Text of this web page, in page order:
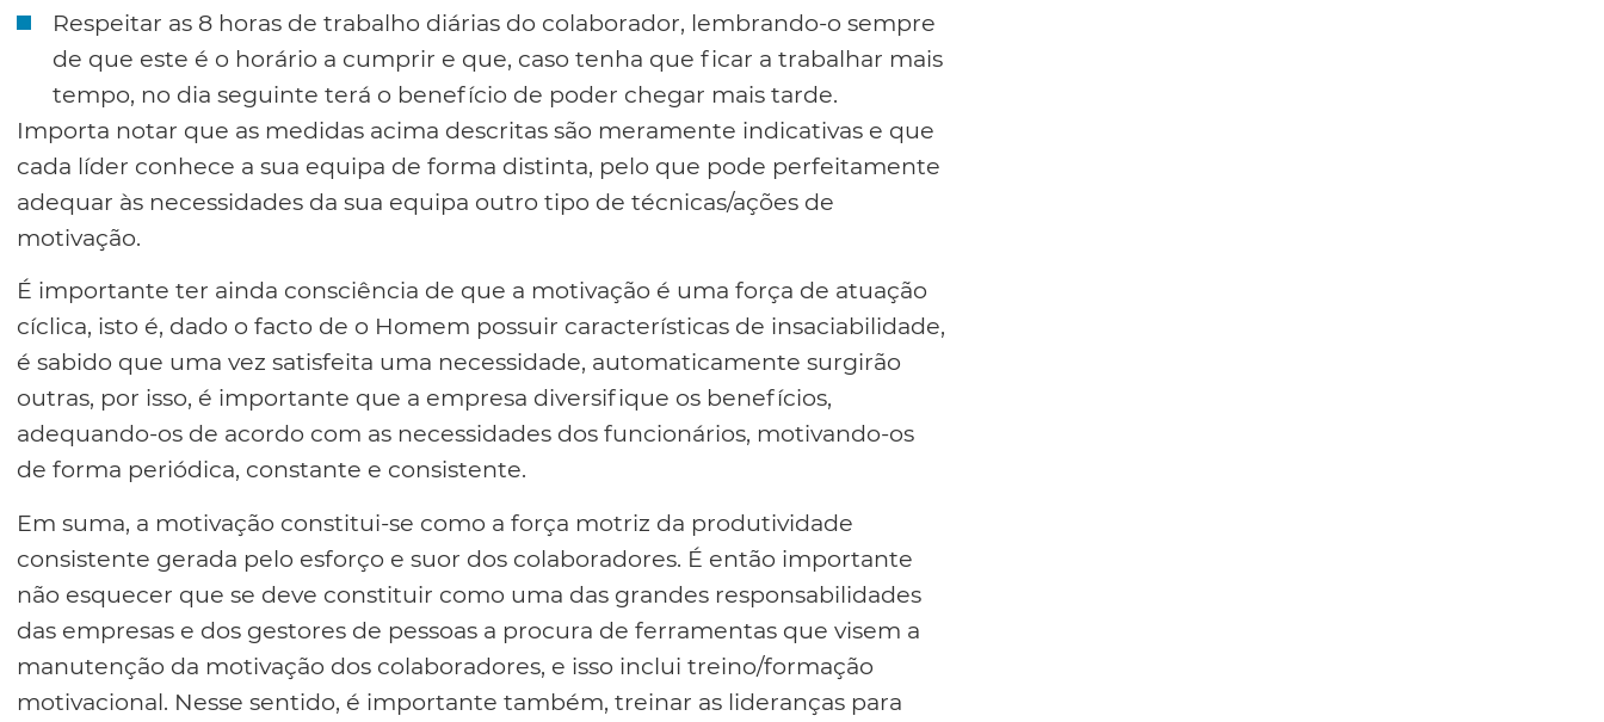
Respeitar as 8 horas de trabalho diárias do colaborador, lembrando-o sempre
de que este é o horário a cumprir e que, caso tenha que ficar a trabalhar mais
tempo, no dia seguinte terá o benefício de poder chegar mais tarde.
Importa notar que as medidas acima descritas são meramente indicativas e que
cada líder conhece a sua equipa de forma distinta, pelo que pode perfeitamente
adequar às necessidades da sua equipa outro tipo de técnicas/ações de
motivação.
É importante ter ainda consciência de que a motivação é uma força de atuação
cíclica, isto é, dado o facto de o Homem possuir características de insaciabilidade,
é sabido que uma vez satisfeita uma necessidade, automaticamente surgirão
outras, por isso, é importante que a empresa diversifique os benefícios,
adequando-os de acordo com as necessidades dos funcionários, motivando-os
de forma periódica, constante e consistente.
Em suma, a motivação constitui-se como a força motriz da produtividade
consistente gerada pelo esforço e suor dos colaboradores. É então importante
não esquecer que se deve constituir como uma das grandes responsabilidades
das empresas e dos gestores de pessoas a procura de ferramentas que visem a
manutenção da motivação dos colaboradores, e isso inclui treino/formação
motivacional. Nesse sentido, é importante também, treinar as lideranças para